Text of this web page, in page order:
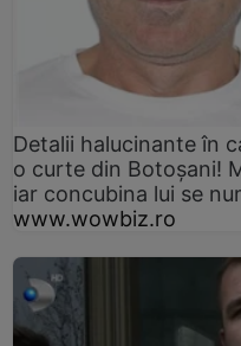
Detalii halucinante în
o curte din Botoșani!
iar concubina lui se
www.wowbiz.ro